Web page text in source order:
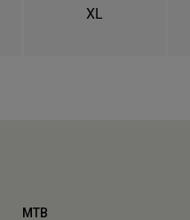
XL
MTB